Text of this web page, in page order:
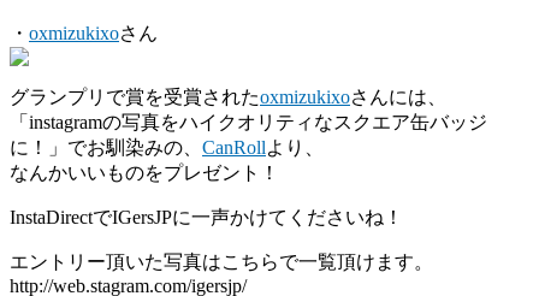
・ oxmizukixoさん
グランプリで賞を受賞されたoxmizukixoさんには、
「instagramの写真をハイクオリティなスクエア缶バッジ
に！」でお馴染みの、 CanRollより、
なんかいいものをプレゼント！
InstaDirectでIGersJPに一声かけてくださいね！
エントリー頂いた写真はこちらで一覧頂けます。
http://web.stagram.com/igersjp/